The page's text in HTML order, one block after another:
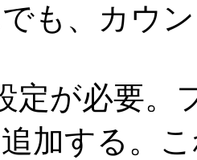
も、カウ
定が必要
加する。